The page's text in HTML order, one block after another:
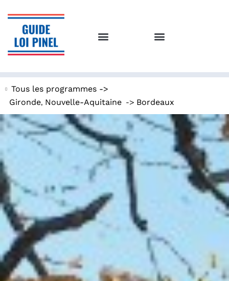
Tous les programmes ->
Gironde, Nouvelle-Aquitaine -> Bordeaux